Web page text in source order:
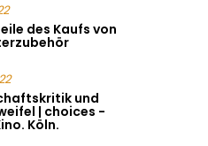
des Kaufs von
und
| choices -
Köln.